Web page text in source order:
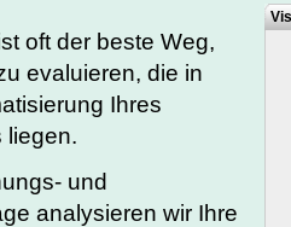
oft der beste Weg,
evaluieren, die in
Ihres
liegen.
und
analysieren wir Ihre